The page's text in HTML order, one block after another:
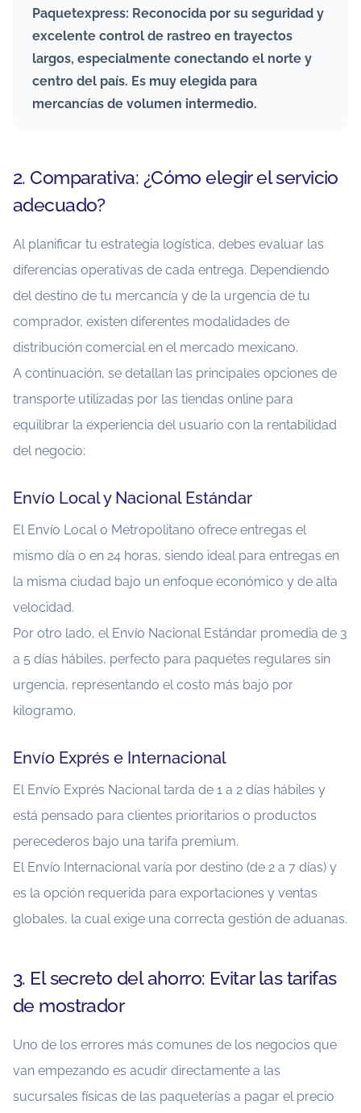
Paquetexpress: Reconocida por su seguridad y
excelente control de rastreo en trayectos
largos, especialmente conectando el norte y
centro del país. Es muy elegida para
mercancías de volumen intermedio.
2. Comparativa: ¿Cómo elegir el servicio
adecuado?
Al planificar tu estrategia logística, debes evaluar las
diferencias operativas de cada entrega. Dependiendo
del destino de tu mercancía y de la urgencia de tu
comprador, existen diferentes modalidades de
distribución comercial en el mercado mexicano.
A continuación, se detallan las principales opciones de
transporte utilizadas por las tiendas online para
equilibrar la experiencia del usuario con la rentabilidad
del negocio:
Envío Local y Nacional Estándar
El Envío Local o Metropolitano ofrece entregas el
mismo día o en 24 horas, siendo ideal para entregas en
la misma ciudad bajo un enfoque económico y de alta
velocidad.
Por otro lado, el Envío Nacional Estándar promedia de 3
a 5 días hábiles, perfecto para paquetes regulares sin
urgencia, representando el costo más bajo por
kilogramo.
Envío Exprés e Internacional
El Envío Exprés Nacional tarda de 1 a 2 días hábiles y
está pensado para clientes prioritarios o productos
perecederos bajo una tarifa premium.
El Envío Internacional varía por destino (de 2 a 7 días) y
es la opción requerida para exportaciones y ventas
globales, la cual exige una correcta gestión de aduanas.
3. El secreto del ahorro: Evitar las tarifas
de mostrador
Uno de los errores más comunes de los negocios que
van empezando es acudir directamente a las
sucursales físicas de las paqueterías a pagar el precio